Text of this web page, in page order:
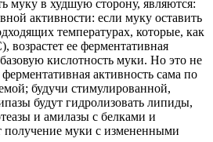
муку в худшую сторону, являются:
активности: если муку оставить
температурах, которые, как
возрастет ее ферментативная
кислотность муки. Но это не
активность сама по
будучи стимулированной,
будут гидролизовать липиды,
и амилазы с белками и
получение муки с измененными